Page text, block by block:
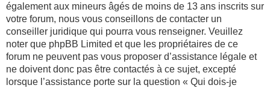
également aux mineurs âgés de moins de 13 ans inscrits sur
votre forum, nous vous conseillons de contacter un
conseiller juridique qui pourra vous renseigner. Veuillez
noter que phpBB Limited et que les propriétaires de ce
forum ne peuvent pas vous proposer d’assistance légale et
ne doivent donc pas être contactés à ce sujet, excepté
lorsque l’assistance porte sur la question « Qui dois-je